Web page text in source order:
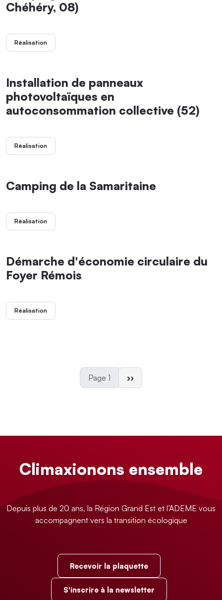
Chéhéry, 08)
Réalisation
Installation de panneaux
photovoltaïques en
autoconsommation collective (52)
Réalisation
Camping de la Samaritaine
Réalisation
Démarche d'économie circulaire du
Foyer Rémois
Réalisation
Page 1 Page suivante
››
Climaxionons ensemble
Depuis plus de 20 ans, la Région Grand Est et l’ADEME vous
accompagnent vers la transition écologique
Recevoir la plaquette
S'inscrire à la newsletter